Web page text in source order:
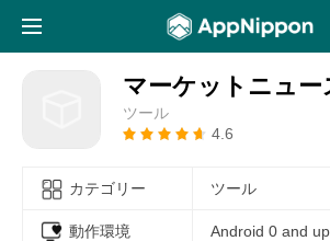
マーケットニュー
ツール
4.6
カテゴリー ツール
動作環境 Android 0 and up